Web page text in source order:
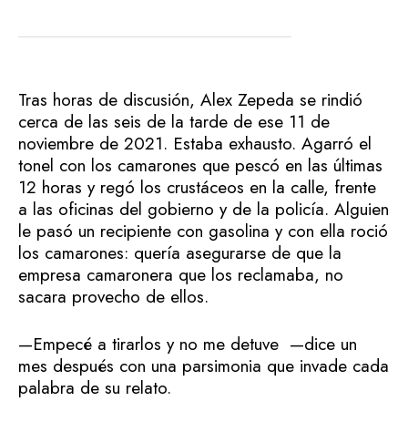
Tras horas de discusión, Alex Zepeda se rindió
cerca de las seis de la tarde de ese 11 de
noviembre de 2021. Estaba exhausto. Agarró el
tonel con los camarones que pescó en las últimas
12 horas y regó los crustáceos en la calle, frente
a las oficinas del gobierno y de la policía. Alguien
le pasó un recipiente con gasolina y con ella roció
los camarones: quería asegurarse de que la
empresa camaronera que los reclamaba, no
sacara provecho de ellos.
—Empecé a tirarlos y no me detuve —dice un
mes después con una parsimonia que invade cada
palabra de su relato.